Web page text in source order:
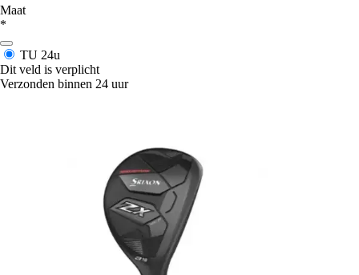
Maat
*
TU 24u
Dit veld is verplicht
Verzonden binnen 24 uur